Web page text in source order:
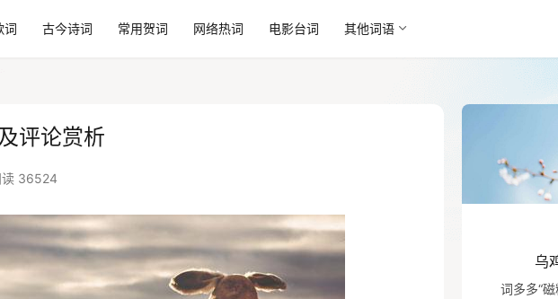
词 古今诗词 常用贺词 网络热词 电影台词 其他词语
评论赏析
读 36524
乌
词多多“